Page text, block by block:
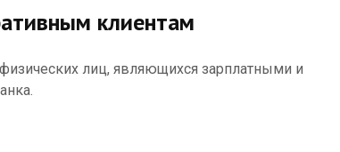
клиентам
лиц, являющихся зарплатными и